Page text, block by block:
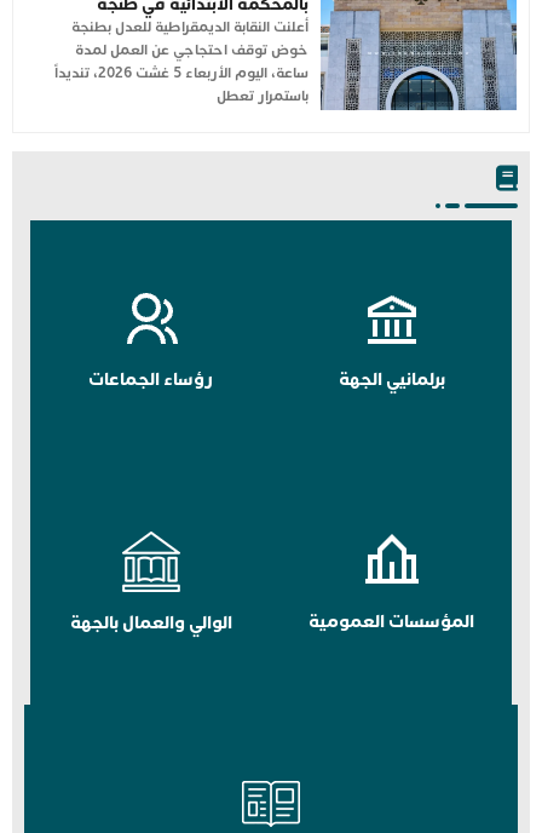
أعلنت النقابة الديمقراطية للعدل بطنجة
خوض توقف احتجاجي عن العمل لمدة
ساعة، اليوم الأربعاء 5 غشت 2026، تنديداً
باستمرار تعطل
برلمانيي الجهة رؤساء الجماعات
المؤسسات العمومية الوالي والعمال بالجهة